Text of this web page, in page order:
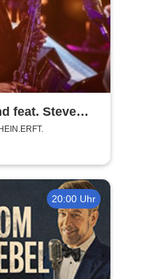
feat. Steve
of Groove
20:00 Uhr